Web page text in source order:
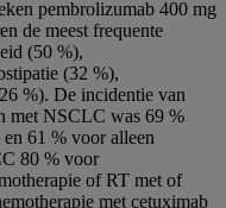
pembrolizumab 400 mg
de meest frequente
(50 %),
(32 %),
%). De incidentie van
met NSCLC was 69 %
61 % voor alleen
80 % voor
of RT met of
met cetuximab